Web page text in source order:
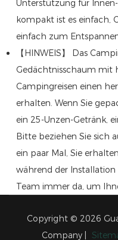
Unterstützung für
kompakt ist es einfach,
einfach zum
【HINWEIS】 Das
Gedächtnisschaum mit
Campingreisen einen
erhalten. Wenn Sie
ein 25-Unzen-Getränk,
Bitte beziehen Sie sich
ein paar Mal, Sie
während der
Team immer da, um
Copyright © 2026
Company |